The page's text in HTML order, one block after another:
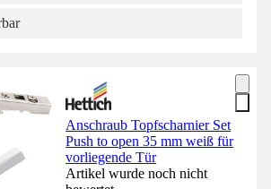
Anschraub Topfscharnier Set
Push to open 35 mm weiß für
vorliegende Tür
Artikel wurde noch nicht